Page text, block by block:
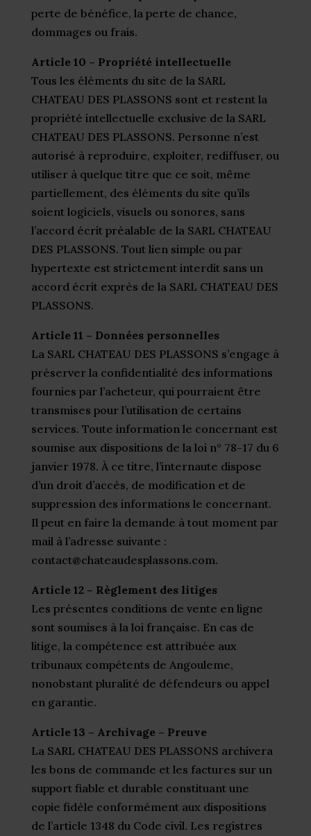
perte de bénéfice, la perte de chance,
dommages ou frais.
Article 10 – Propriété intellectuelle
Tous les éléments du site de la SARL
CHATEAU DES PLASSONS sont et restent la
propriété intellectuelle exclusive de la SARL
CHATEAU DES PLASSONS. Personne n’est
autorisé à reproduire, exploiter, rediffuser, ou
utiliser à quelque titre que ce soit, même
partiellement, des éléments du site qu’ils
soient logiciels, visuels ou sonores, sans
l’accord écrit préalable de la SARL CHATEAU
DES PLASSONS. Tout lien simple ou par
hypertexte est strictement interdit sans un
accord écrit exprès de la SARL CHATEAU DES
PLASSONS.
Article 11 – Données personnelles
La SARL CHATEAU DES PLASSONS s’engage à
préserver la confidentialité des informations
fournies par l’acheteur, qui pourraient être
transmises pour l’utilisation de certains
services. Toute information le concernant est
soumise aux dispositions de la loi n° 78-17 du 6
janvier 1978. À ce titre, l’internaute dispose
d’un droit d’accès, de modification et de
suppression des informations le concernant.
Il peut en faire la demande à tout moment par
mail à l’adresse suivante :
contact@chateaudesplassons.com.
Article 12 – Règlement des litiges
Les présentes conditions de vente en ligne
sont soumises à la loi française. En cas de
litige, la compétence est attribuée aux
tribunaux compétents de Angouleme,
nonobstant pluralité de défendeurs ou appel
en garantie.
Article 13 – Archivage – Preuve
La SARL CHATEAU DES PLASSONS archivera
les bons de commande et les factures sur un
support fiable et durable constituant une
copie fidèle conformément aux dispositions
de l’article 1348 du Code civil. Les registres